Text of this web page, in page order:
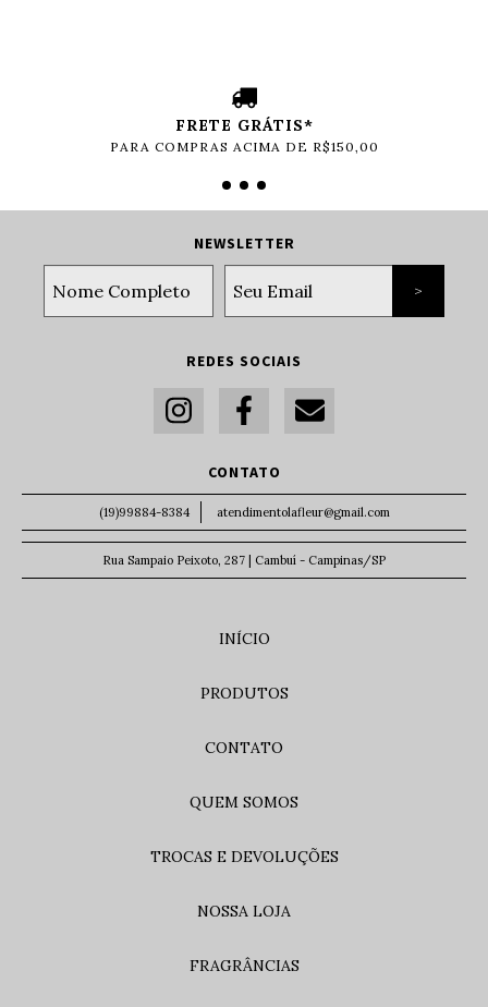
FRETE GRÁTIS*
PARA COMPRAS ACIMA DE R$150,00
NEWSLETTER
REDES SOCIAIS
CONTATO
(19)99884-8384 atendimentolafleur@gmail.com
Rua Sampaio Peixoto, 287 | Cambuí - Campinas/SP
INÍCIO
PRODUTOS
CONTATO
QUEM SOMOS
TROCAS E DEVOLUÇÕES
NOSSA LOJA
FRAGRÂNCIAS